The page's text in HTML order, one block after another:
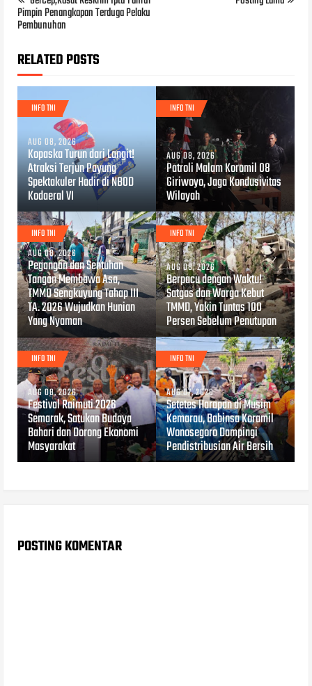
Pimpin Penangkapan Terduga Pelaku
Pembunuhan
RELATED POSTS
INFO TNI
AUG 08, 2026
Kopaska Turun dari Langit!
Atraksi Terjun Payung
Spektakuler Hadir di NBOD
Kodaeral VI
INFO TNI
AUG 08, 2026
Patroli Malam Koramil 08
Giriwoyo, Jaga Kondusivitas
Wilayah
INFO TNI
AUG 08, 2026
Pegangan dan Sentuhan
Tangan Membawa Asa,
TMMD Sengkuyung Tahap III
TA. 2026 Wujudkan Hunian
Yang Nyaman
INFO TNI
AUG 08, 2026
Berpacu dengan Waktu!
Satgas dan Warga Kebut
TMMD, Yakin Tuntas 100
Persen Sebelum Penutupan
INFO TNI
AUG 08, 2026
Festival Raimuti 2026
Semarak, Satukan Budaya
Bahari dan Dorong Ekonomi
Masyarakat
INFO TNI
AUG 07, 2026
Setetes Harapan di Musim
Kemarau, Babinsa Koramil
Wonosegoro Dampingi
Pendistribusian Air Bersih
POSTING KOMENTAR